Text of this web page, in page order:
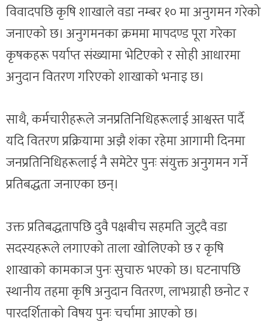
विवादपछि कृषि शाखाले वडा नम्बर १० मा अनुगमन गरेको
जनाएको छ। अनुगमनका क्रममा मापदण्ड पूरा गरेका
कृषकहरू पर्याप्त संख्यामा भेटिएको र सोही आधारमा
अनुदान वितरण गरिएको शाखाको भनाइ छ।
साथै, कर्मचारीहरूले जनप्रतिनिधिहरूलाई आश्वस्त पार्दै
यदि वितरण प्रक्रियामा अझै शंका रहेमा आगामी दिनमा
जनप्रतिनिधिहरूलाई नै समेटेर पुनः संयुक्त अनुगमन गर्ने
प्रतिबद्धता जनाएका छन्।
उक्त प्रतिबद्धतापछि दुवै पक्षबीच सहमति जुट्दै वडा
सदस्यहरूले लगाएको ताला खोलिएको छ र कृषि
शाखाको कामकाज पुनः सुचारु भएको छ। घटनापछि
स्थानीय तहमा कृषि अनुदान वितरण, लाभग्राही छनोट र
पारदर्शिताको विषय पुनः चर्चामा आएको छ।